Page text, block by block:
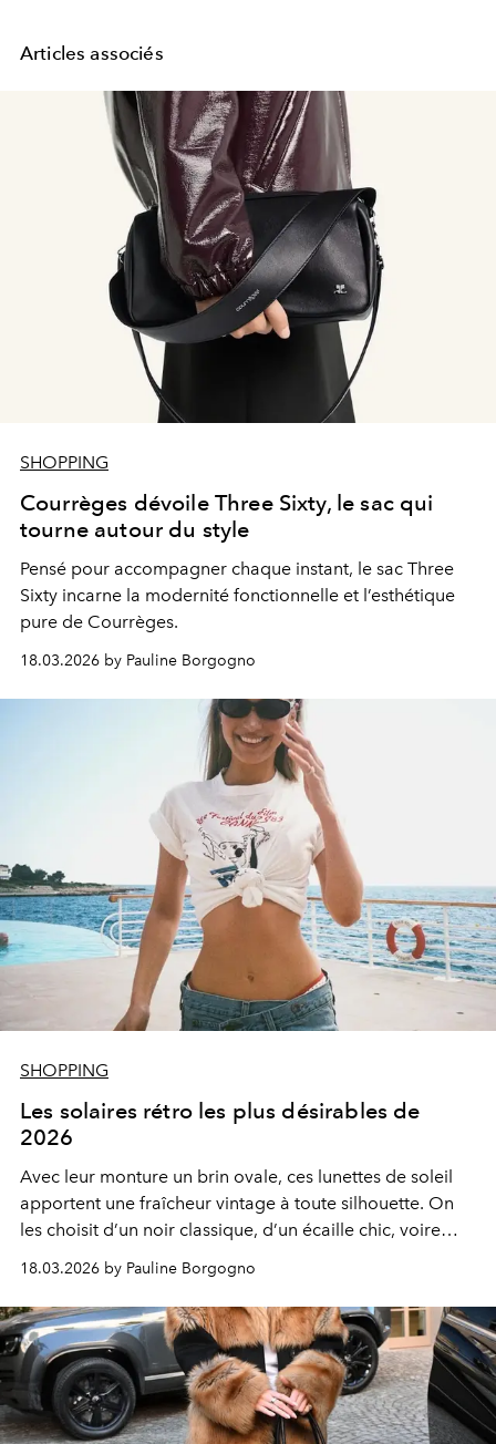
Articles associés
SHOPPING
Courrèges dévoile Three Sixty, le sac qui
tourne autour du style
Pensé pour accompagner chaque instant, le sac Three
Sixty incarne la modernité fonctionnelle et l’esthétique
pure de Courrèges.
18.03.2026 by Pauline Borgogno
SHOPPING
Les solaires rétro les plus désirables de
2026
Avec leur monture un brin ovale, ces lunettes de soleil
apportent une fraîcheur vintage à toute silhouette. On
les choisit d’un noir classique, d’un écaille chic, voire
18.03.2026 by Pauline Borgogno